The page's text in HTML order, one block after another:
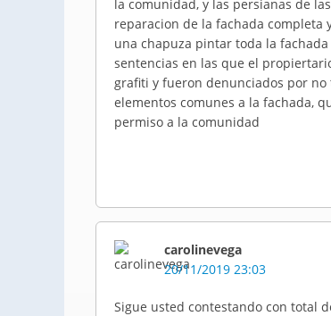
la comunidad, y las persianas de
reparacion de la fachada
una chapuza pintar toda la
sentencias en las que el
grafiti y fueron denunciados por
elementos comunes a la fachada,
permiso a la comunidad
carolinevega
20/11/2019 23:03
Sigue usted contestando con total